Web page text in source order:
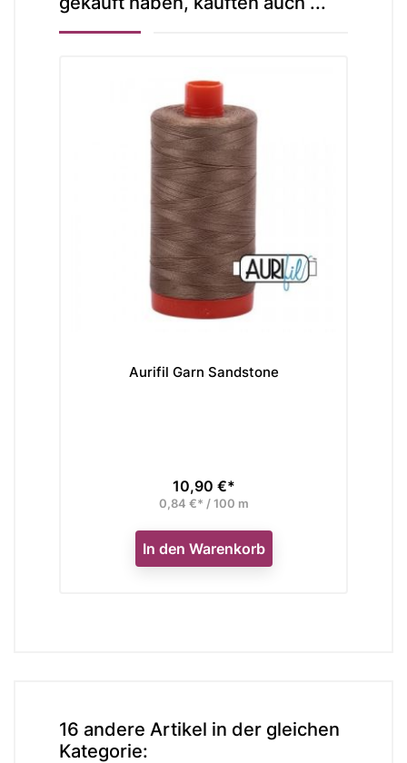
Aurifil Garn Sandstone
Preis
10,90 €*
0,84 €* / 100 m
In den Warenkorb
16 andere Artikel in der gleichen
Kategorie: